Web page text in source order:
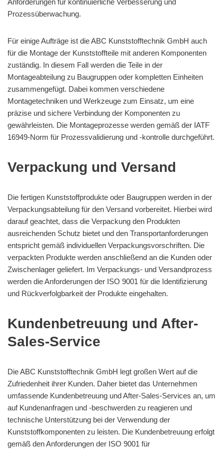
Anforderungen für kontinuierliche Verbesserung und
Prozessüberwachung.
Für einige Aufträge ist die ABC Kunststofftechnik GmbH auch
für die Montage der Kunststoffteile mit anderen Komponenten
zuständig. In diesem Fall werden die Teile in der
Montageabteilung zu Baugruppen oder kompletten Einheiten
zusammengefügt. Dabei kommen verschiedene
Montagetechniken und Werkzeuge zum Einsatz, um eine
präzise und sichere Verbindung der Komponenten zu
gewährleisten. Die Montageprozesse werden gemäß der IATF
16949-Norm für Prozessvalidierung und -kontrolle durchgeführt.
Verpackung und Versand
Die fertigen Kunststoffprodukte oder Baugruppen werden in der
Verpackungsabteilung für den Versand vorbereitet. Hierbei wird
darauf geachtet, dass die Verpackung den Produkten
ausreichenden Schutz bietet und den Transportanforderungen
entspricht gemäß individuellen Verpackungsvorschriften. Die
verpackten Produkte werden anschließend an die Kunden oder
Zwischenlager geliefert. Im Verpackungs- und Versandprozess
werden die Anforderungen der ISO 9001 für die Identifizierung
und Rückverfolgbarkeit der Produkte eingehalten.
Kundenbetreuung und After-
Sales-Service
Die ABC Kunststofftechnik GmbH legt großen Wert auf die
Zufriedenheit ihrer Kunden. Daher bietet das Unternehmen
umfassende Kundenbetreuung und After-Sales-Services an, um
auf Kundenanfragen und -beschwerden zu reagieren und
technische Unterstützung bei der Verwendung der
Kunststoffkomponenten zu leisten. Die Kundenbetreuung erfolgt
gemäß den Anforderungen der ISO 9001 für